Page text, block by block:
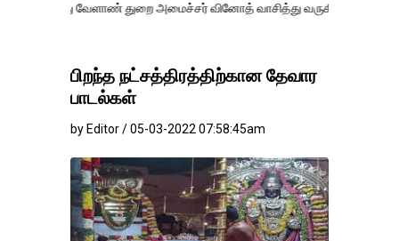
துறை அமைச்சர் வினோத் வாசித்து வருகிறார். �.
பிறந்த நட்சத்திரத்திற்கான தேவார
பாடல்கள்
by Editor / 05-03-2022 07:58:45am